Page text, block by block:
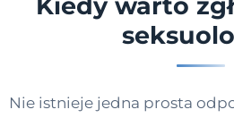
Kiedy warto
Nie istnieje jedna prosta